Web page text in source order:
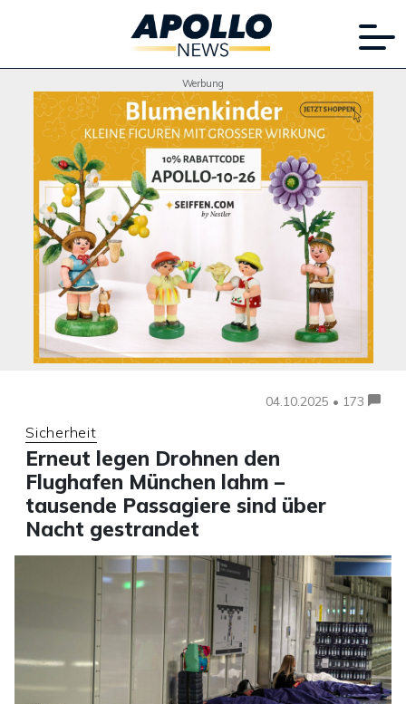
Werbung
04.10.2025 • 173
Sicherheit
Erneut legen Drohnen den
Flughafen München lahm –
tausende Passagiere sind über
Nacht gestrandet